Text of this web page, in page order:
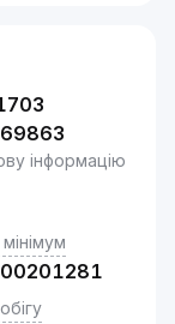
інформацію